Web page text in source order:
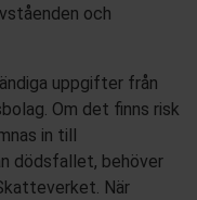
och
uppgifter från
. Om det finns risk
in till
dödsfallet, behöver
När